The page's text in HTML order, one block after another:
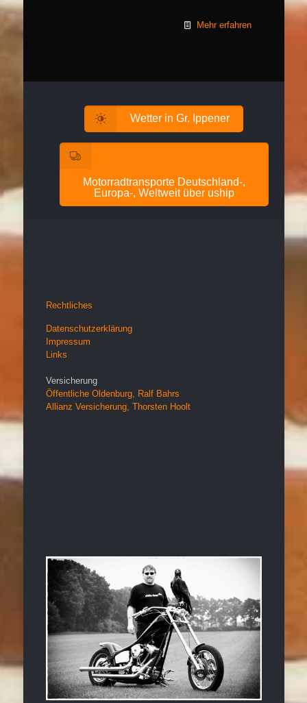
Mehr erfahren
Wetter in Gr. Ippener
Motorradtransporte Deutschland-,
Europa-, Weltweit über uship
Rechtliches
Datenschutzerklärung
Impressum
Links
Versicherung
Öffentliche Oldenburg, Ralf Bahrs
Allianz Versicherung, Thorsten Hoolt